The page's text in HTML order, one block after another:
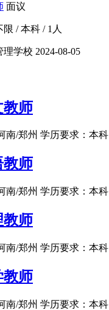
面议
/ 本科 / 1人
理学校 2024-08-05
教师
南/郑州 学历要求：本科
教师
南/郑州 学历要求：本科
教师
南/郑州 学历要求：本科
教师
南/郑州 学历要求：本科